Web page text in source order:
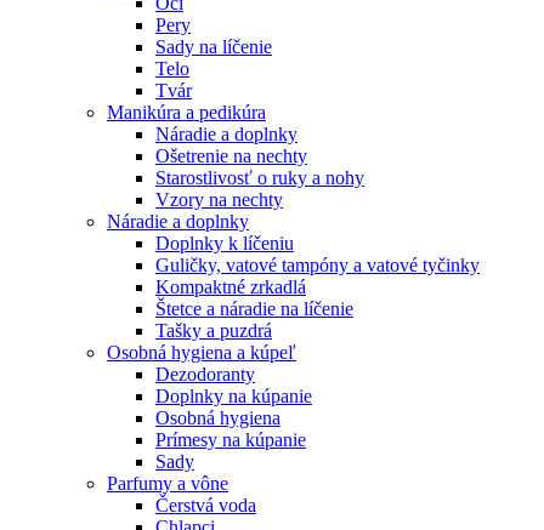
Pery
Sady na líčenie
Telo
Tvár
Manikúra a pedikúra
Náradie a doplnky
Ošetrenie na nechty
Starostlivosť o ruky a nohy
Vzory na nechty
Náradie a doplnky
Doplnky k líčeniu
Guličky, vatové tampóny a vatové tyčinky
Kompaktné zrkadlá
Štetce a náradie na líčenie
Tašky a puzdrá
Osobná hygiena a kúpeľ
Dezodoranty
Doplnky na kúpanie
Osobná hygiena
Prímesy na kúpanie
Sady
Parfumy a vône
Čerstvá voda